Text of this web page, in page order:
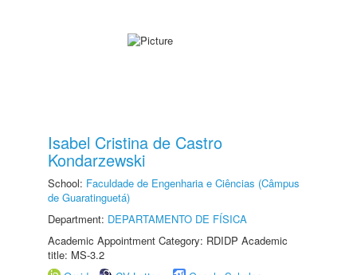
Isabel Cristina de Castro
Kondarzewski
School: Faculdade de Engenharia e Ciências (Câmpus
de Guaratinguetá)
Department: DEPARTAMENTO DE FÍSICA
Academic Appointment Category: RDIDP Academic
title: MS-3.2